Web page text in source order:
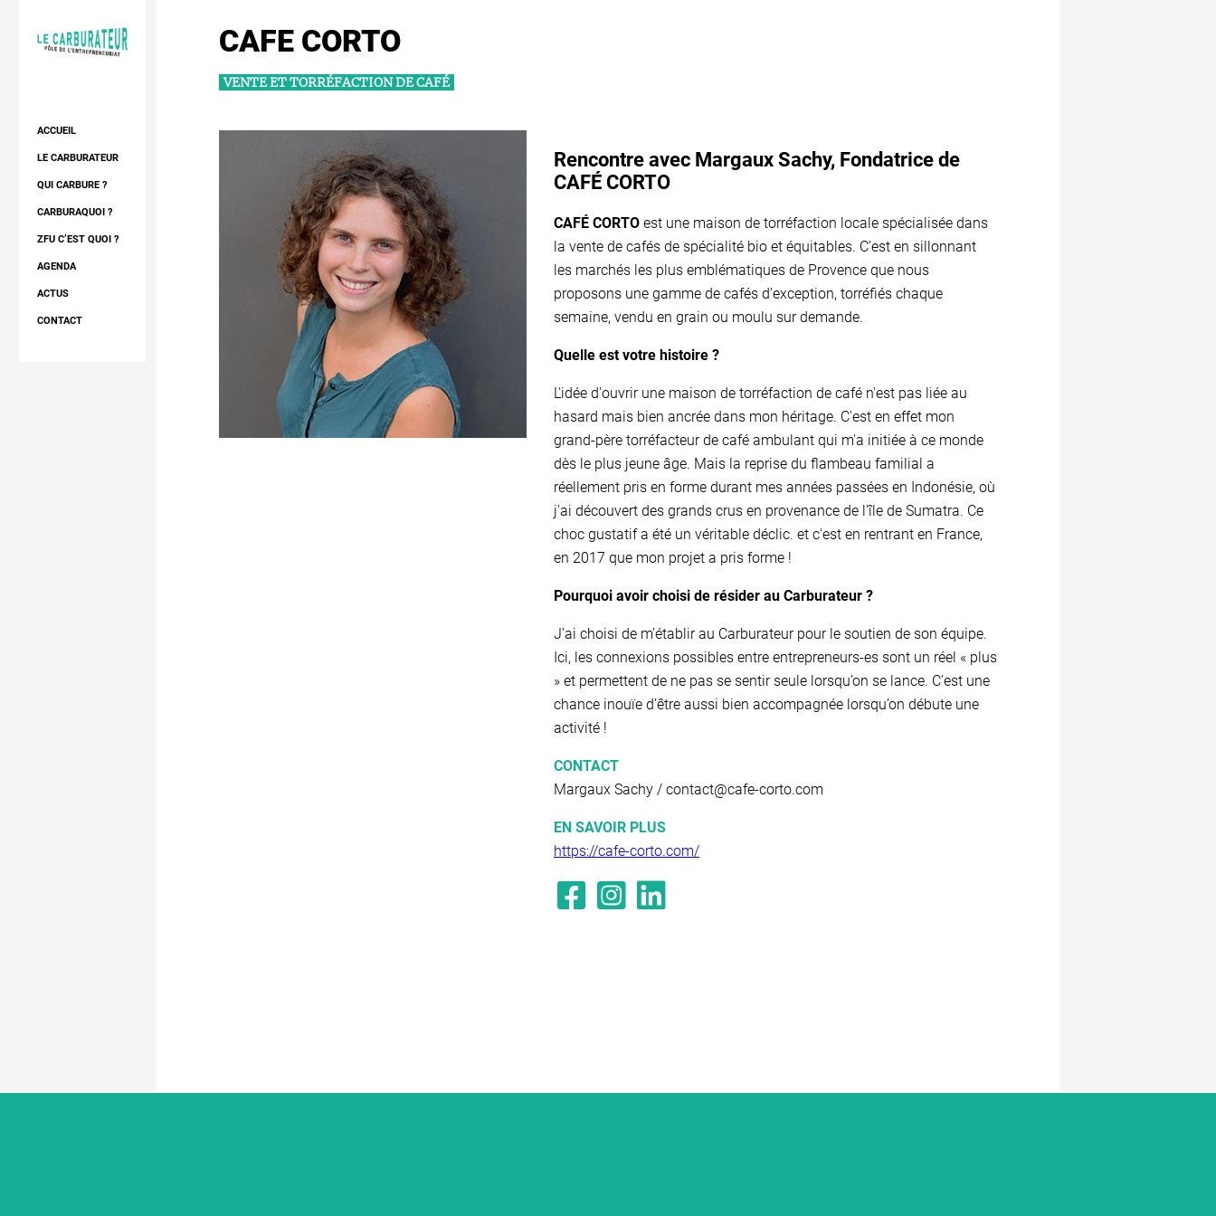
ACCUEIL
LE CARBURATEUR
DIAGNOSTIC
CONSEIL ET APPUI
RÉSIDENCE
RÉSEAU
L’ESPACE
FORMATIONS
QUI CARBURE ?
LES RÉSIDENTS
LES EXPERTS
CARBURAQUOI ?
LE PROJET
LE QUARTIER
NOTRE RÉSEAU
ZFU C’EST QUOI ?
AGENDA
ACTUS
CONTACT
CAFE CORTO
VENTE ET TORRÉFACTION DE CAFÉ
Rencontre avec Margaux Sachy, Fondatrice de
CAFÉ CORTO
CAFÉ CORTO est une maison de torréfaction locale spécialisée dans
la vente de cafés de spécialité bio et équitables. C’est en sillonnant
les marchés les plus emblématiques de Provence que nous
proposons une gamme de cafés d’exception, torréfiés chaque
semaine, vendu en grain ou moulu sur demande.
Quelle est votre histoire ?
L'idée d'ouvrir une maison de torréfaction de café n'est pas liée au
hasard mais bien ancrée dans mon héritage. C'est en effet mon
grand-père torréfacteur de café ambulant qui m'a initiée à ce monde
dès le plus jeune âge. Mais la reprise du flambeau familial a
réellement pris en forme durant mes années passées en Indonésie, où
j'ai découvert des grands crus en provenance de l'île de Sumatra. Ce
choc gustatif a été un véritable déclic. et c'est en rentrant en France,
en 2017 que mon projet a pris forme !
Pourquoi avoir choisi de résider au Carburateur ?
J’ai choisi de m’établir au Carburateur pour le soutien de son équipe.
Ici, les connexions possibles entre entrepreneurs-es sont un réel « plus
» et permettent de ne pas se sentir seule lorsqu’on se lance. C’est une
chance inouïe d’être aussi bien accompagnée lorsqu’on débute une
activité !
CONTACT
Margaux Sachy / contact@cafe-corto.com
EN SAVOIR PLUS
https://cafe-corto.com/